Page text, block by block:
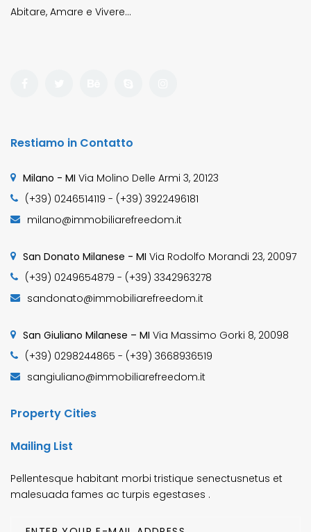
Abitare, Amare e Vivere…
Restiamo in Contatto
Milano - MI Via Molino Delle Armi 3, 20123
(+39) 0246514119 - (+39) 3922496181
milano@immobiliarefreedom.it
San Donato Milanese - MI Via Rodolfo Morandi 23, 20097
(+39) 0249654879 - (+39) 3342963278
sandonato@immobiliarefreedom.it
San Giuliano Milanese – MI Via Massimo Gorki 8, 20098
(+39) 0298244865 - (+39) 3668936519
sangiuliano@immobiliarefreedom.it
Property Cities
Mailing List
Pellentesque habitant morbi tristique senectusnetus et
malesuada fames ac turpis egestases .